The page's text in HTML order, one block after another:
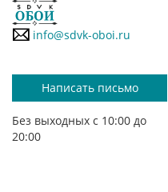
info@sdvk-oboi.ru
Написать письмо
Без выходных с 10:00 до
20:00